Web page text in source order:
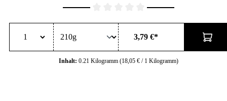
Inhalt: 0.21 Kilogramm (18,05 € / 1 Kilogramm)
3,79 €*
Durchschnittliche Bewertung von 0 von 5 Sternen